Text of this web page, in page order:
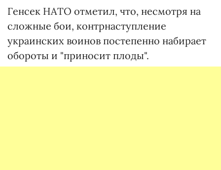
Генсек НАТО отметил, что, несмотря на
сложные бои, контрнаступление
украинских воинов постепенно набирает
обороты и "приносит плоды".